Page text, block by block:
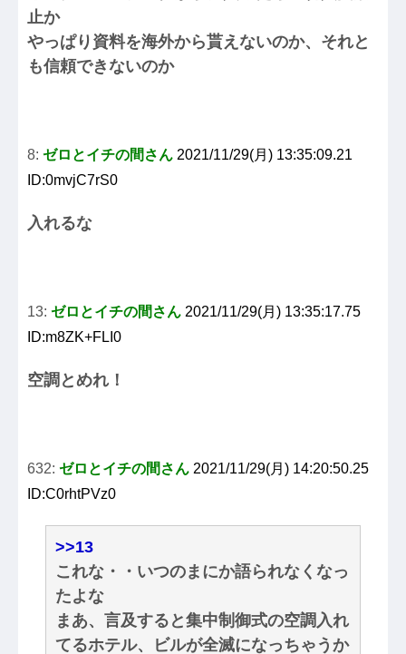
止か
やっぱり資料を海外から貰えないのか、それと
も信頼できないのか
8: ゼロとイチの間さん 2021/11/29(月) 13:35:09.21
ID:0mvjC7rS0
入れるな
13: ゼロとイチの間さん 2021/11/29(月) 13:35:17.75
ID:m8ZK+FLI0
空調とめれ！
632: ゼロとイチの間さん 2021/11/29(月) 14:20:50.25
ID:C0rhtPVz0
>>13
これな・・いつのまにか語られなくなっ
たよな
まあ、言及すると集中制御式の空調入れ
てるホテル、ビルが全滅になっちゃうか